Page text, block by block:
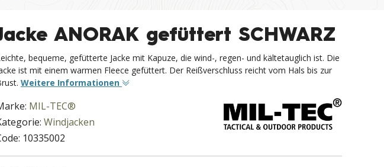
ANORAK gefüttert SCHWARZ
bequeme, gefütterte Jacke mit Kapuze, die wind-, regen- und kältetauglich ist. Die
ist mit einem warmen Fleece gefüttert. Der Reißverschluss reicht vom Hals bis zur
Weitere Informationen
MIL-TEC®
Windjacken
10335002